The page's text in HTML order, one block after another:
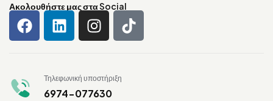
Ακολουθήστε μας στα Social
Τηλεφωνική υποστήριξη
6974-077630